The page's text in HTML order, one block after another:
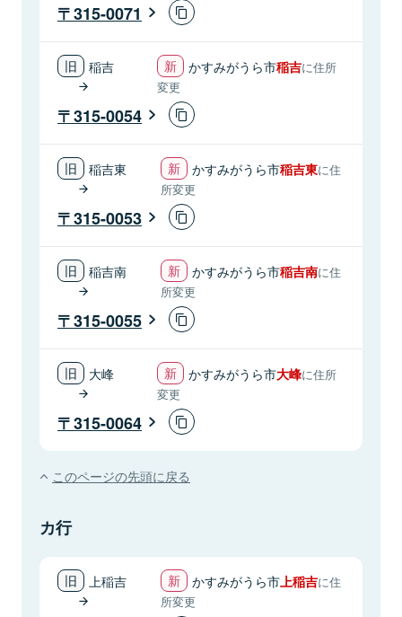
315-0071
稲吉 かすみがうら市稲吉に住所
変更
315-0054
稲吉東 かすみがうら市稲吉東に住
所変更
315-0053
稲吉南 かすみがうら市稲吉南に住
所変更
315-0055
大峰 かすみがうら市大峰に住所
変更
315-0064
このページの先頭に戻る
カ行
上稲吉 かすみがうら市上稲吉に住
所変更